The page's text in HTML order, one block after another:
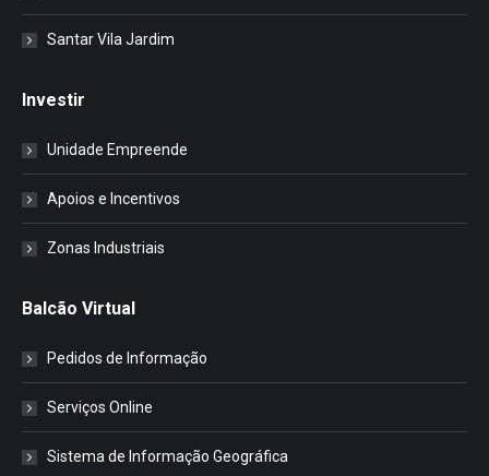
Santar Vila Jardim
Investir
Unidade Empreende
Apoios e Incentivos
Zonas Industriais
Balcão Virtual
Pedidos de Informação
Serviços Online
Sistema de Informação Geográfica